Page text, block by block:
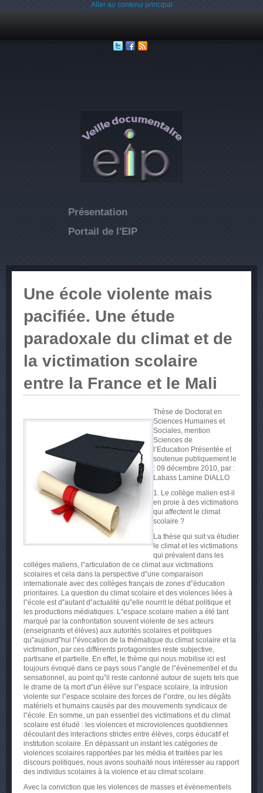
Aller au contenu principal
Présentation
Portail de l'EIP
Une école violente mais
pacifiée. Une étude
paradoxale du climat et de
la victimation scolaire
entre la France et le Mali
Thèse de Doctoraten
Sciences Humaineset
Sociales, mention
Sciences de
l’Education Présentée et
soutenue publiquementle
: 09 décembre 2010, par :
Labass Lamine DIALLO
1. Le collège malien est-il
en proie à des victimations
qui affectent le climat
scolaire ?
La thèse qui suit va étudier
le climat et les victimations
qui prévalent dans les
collèges maliens, l‟articulation de ce climat aux victimations
scolaires et cela dans la perspective d‟une comparaison
internationale avec des collèges français de zones d‟éducation
prioritaires. La question du climat scolaire et des violences liées à
l‟école est d‟autant d‟actualité qu‟elle nourrit le débat politique et
les productions médiatiques. L‟espace scolaire malien a été tant
marqué par la confrontation souvent violente de ses acteurs
(enseignants et élèves) aux autorités scolaires et politiques
qu‟aujourd‟hui l‟évocation de la thématique du climat scolaire et la
victimation, par ces différents protagonistes reste subjective,
partisane et partielle. En effet, le thème qui nous mobilise ici est
toujours évoqué dans ce pays sous l‟angle de l‟évènementiel et du
sensationnel, au point qu‟il reste cantonné autour de sujets tels que
le drame de la mort d‟un élève sur l‟espace scolaire, la intrusion
violente sur l‟espace scolaire des forces de l‟ordre, ou les dégâts
matériels et humains causés par des mouvements syndicaux de
l‟école. En somme, un pan essentiel des victimations et du climat
scolaire est éludé : les violences et microviolences quotidiennes
découlant des interactions strictes entre élèves, corps éducatif et
institution scolaire. En dépassant un instant les catégories de
violences scolaires rapportées par les média et traitées par les
discours politiques, nous avons souhaité nous intéresser au rapport
des individus scolaires à la violence et au climat scolaire.
Avec la conviction que les violences de masses et évènementiels